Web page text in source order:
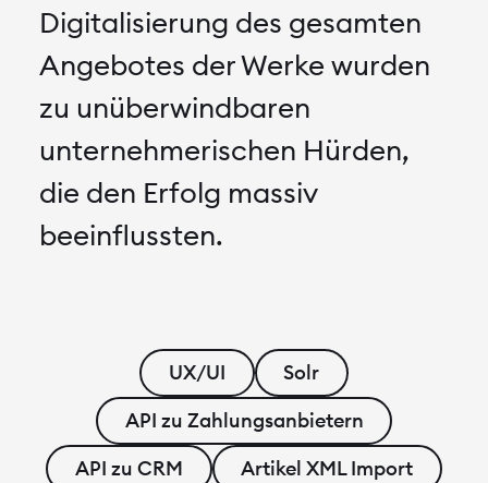
Digitalisierung des gesamten
Angebotes der Werke wurden
zu unüberwindbaren
unternehmerischen Hürden,
die den Erfolg massiv
beeinflussten.
UX/UI
Solr
API zu Zahlungsanbietern
API zu CRM
Artikel XML Import